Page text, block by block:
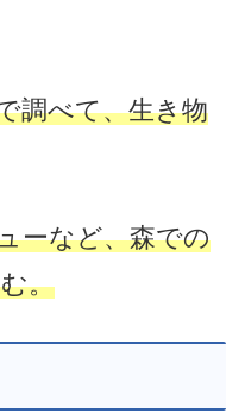
調べて、生き物
ーなど、森での
。